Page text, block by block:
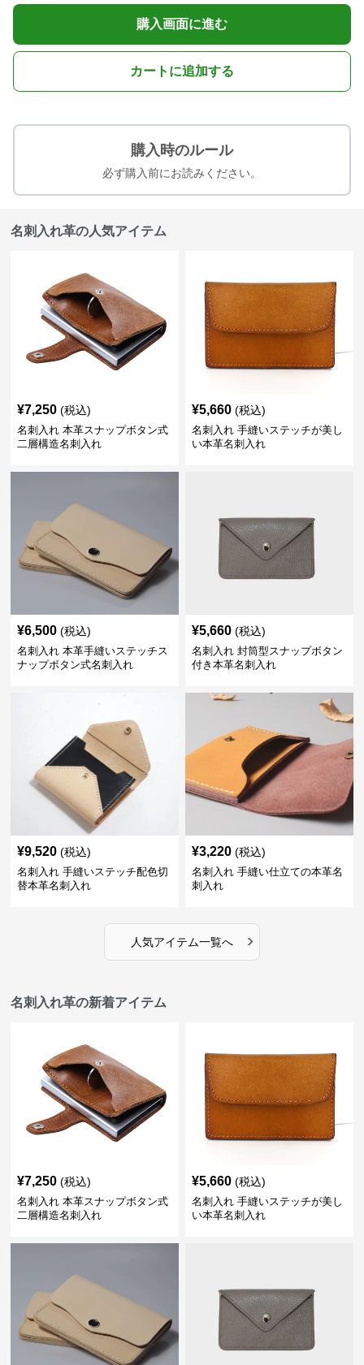
購入画面に進む
カートに追加する
購入時のルール
必ず購入前にお読みください。
名刺入れ革の人気アイテム
¥7,250 (税込)
名刺入れ 本革スナップボタン式
二層構造名刺入れ
¥5,660 (税込)
名刺入れ 手縫いステッチが美し
い本革名刺入れ
¥6,500 (税込)
名刺入れ 本革手縫いステッチス
ナップボタン式名刺入れ
¥5,660 (税込)
名刺入れ 封筒型スナップボタン
付き本革名刺入れ
¥9,520 (税込)
名刺入れ 手縫いステッチ配色切
替本革名刺入れ
¥3,220 (税込)
名刺入れ 手縫い仕立ての本革名
刺入れ
人気アイテム一覧へ ›
名刺入れ革の新着アイテム
¥7,250 (税込)
名刺入れ 本革スナップボタン式
二層構造名刺入れ
¥5,660 (税込)
名刺入れ 手縫いステッチが美し
い本革名刺入れ